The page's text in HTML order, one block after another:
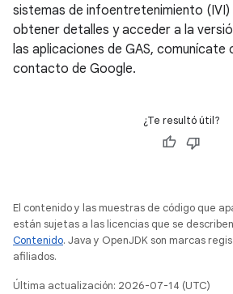
sistemas de infoentretenimiento (IVI)
obtener detalles y acceder a la
las aplicaciones de GAS, comunícate
contacto de Google.
¿Te resultó útil?
El contenido y las muestras de código que
están sujetas a las licencias que se
Contenido. Java y OpenJDK son marcas
afiliados.
Última actualización: 2026-07-14 (UTC)